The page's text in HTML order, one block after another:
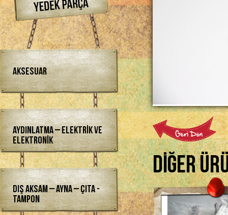
Aksesuar
Aydınlatma – Elektrik ve
Elektronik
Dış Aksam – Ayna – Çıta -
Tampon
Diğer